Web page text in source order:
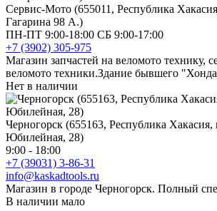
Сервис-Мото (655011, Республика
Гагарина 98 А.)
ПН-ПТ 9:00-18:00 СБ 9:00-17:00
+7 (3902) 305-975
Магазин запчастей на веломото технику,
веломото техники.Здание бывшего
Нет в наличии
Черногорск (655163, Республика Хакасия,
Юбилейная, 28)
9:00 - 18:00
+7 (39031) 3-86-31
info@kaskadtools.ru
Магазин в городе Черногорск. Полный
В наличии мало